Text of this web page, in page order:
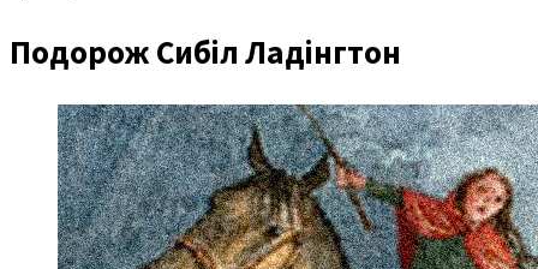
Подорож Сибіл Ладінгтон